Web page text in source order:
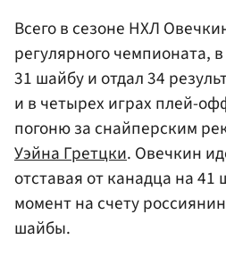
Всего в сезоне НХЛ
регулярного чемпионата,
31 шайбу и отдал 34
и в четырех играх плей-
погоню за снайперским
Уэйна Гретцки. Овечкин
отставая от канадца на
момент на счету
шайбы.